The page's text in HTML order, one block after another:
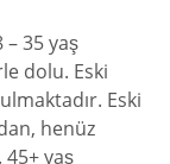
– 35 yaş
dolu. Eski
Eski
henüz
yaş